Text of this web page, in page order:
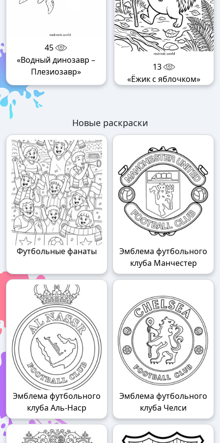
45
«Водный динозавр –
Плезиозавр»
13
«Ёжик с яблочком»
Новые раскраски
Футбольные фанаты
Эмблема футбольного
клуба Манчестер
Эмблема футбольного
клуба Аль-Наср
Эмблема футбольного
клуба Челси